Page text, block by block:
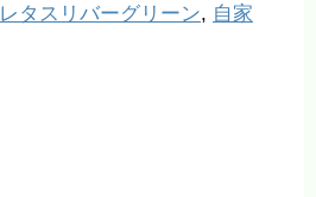
レタスリバーグリーン, 自家